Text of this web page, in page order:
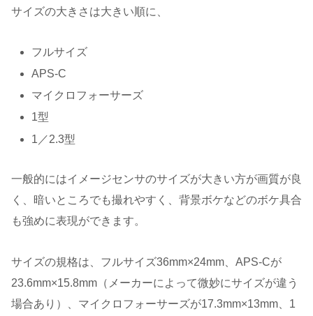
サイズの大きさは大きい順に、
フルサイズ
APS-C
マイクロフォーサーズ
1型
1／2.3型
一般的にはイメージセンサのサイズが大きい方が画質が良
く、暗いところでも撮れやすく、背景ボケなどのボケ具合
も強めに表現ができます。
サイズの規格は、フルサイズ36mm×24mm、APS-Cが
23.6mm×15.8mm（メーカーによって微妙にサイズが違う
場合あり）、マイクロフォーサーズが17.3mm×13mm、1